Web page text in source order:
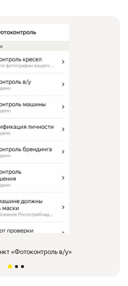
«Фотоконтроль в/у»